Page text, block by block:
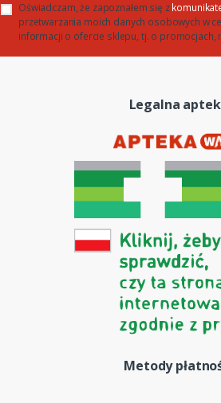
Oświadczam, że zapoznałem się z
przetwarzania moich danych osobowych w
informacji o ofercie sklepu, tj. o promocjach,
Legalna
Metody